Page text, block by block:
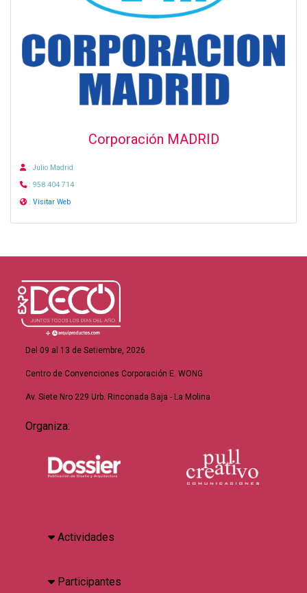
Corporación MADRID
: Julio Madrid
: 958 404 714
: Visitar Web
Del 09 al 13 de Setiembre, 2026
Centro de Convenciones Corporación E. WONG
Av. Siete Nro 229 Urb. Rinconada Baja - La Molina
Organiza:
Actividades
Participantes